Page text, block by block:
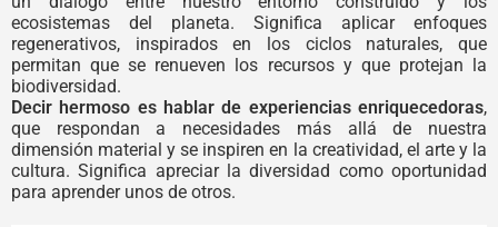
ecosistemas del planeta. Significa aplicar enfoques
regenerativos, inspirados en los ciclos naturales, que
permitan que se renueven los recursos y que protejan la
biodiversidad.
Decir hermoso es hablar de experiencias enriquecedoras,
que respondan a necesidades más allá de nuestra
dimensión material y se inspiren en la creatividad, el arte y la
cultura. Significa apreciar la diversidad como oportunidad
para aprender unos de otros.